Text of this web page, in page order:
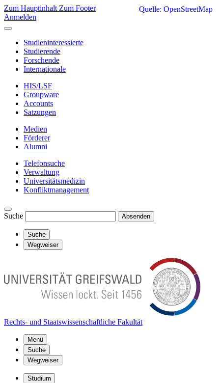
Zum Hauptinhalt Zum Footer
Anmelden
Studieninteressierte
Studierende
Forschende
Internationale
HIS/LSF
Groupware
Accounts
Satzungen
Medien
Förderer
Alumni
Telefonsuche
Verwaltung
Universitätsmedizin
Konfliktmanagement
Suche Absenden
Suche
Wegweiser
Rechts- und Staatswissenschaftliche Fakultät
Menü
Suche
Wegweiser
Studium
Quelle: OpenStreetMap